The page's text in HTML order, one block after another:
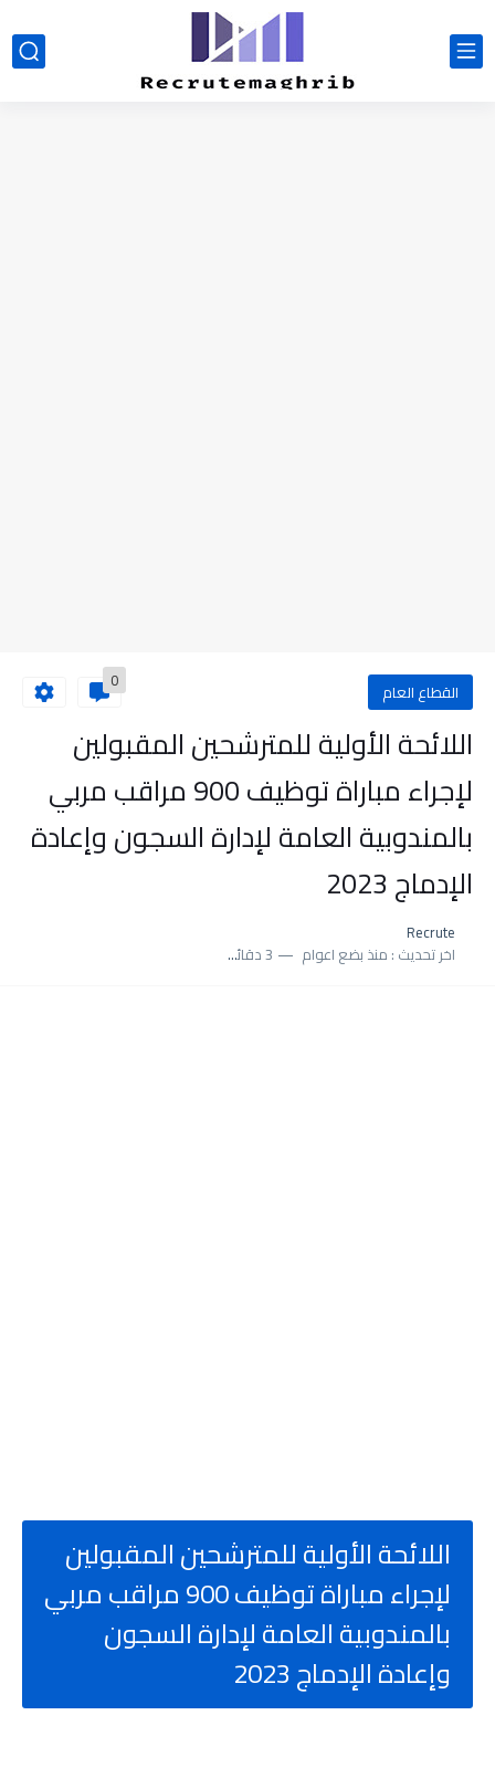
القطاع العام 0
اللائحة الأولية للمترشحين المقبولين
لإجراء مباراة توظيف 900 مراقب مربي
بالمندوبية العامة لإدارة السجون وإعادة
الإدماج 2023
Recrute
اخر تحديث : منذ بضع اعوام 3 دقائق للقراءة
اللائحة الأولية للمترشحين المقبولين
لإجراء مباراة توظيف 900 مراقب مربي
بالمندوبية العامة لإدارة السجون
وإعادة الإدماج 2023